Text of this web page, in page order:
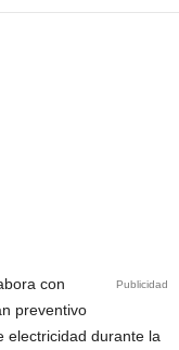
Publicidad
con
preventivo
electricidad durante la